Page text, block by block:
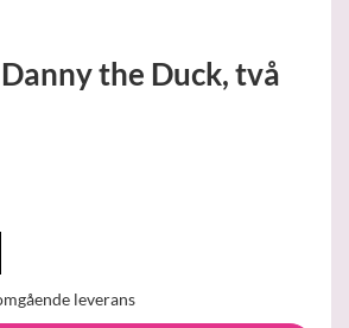
the Duck, två
leverans